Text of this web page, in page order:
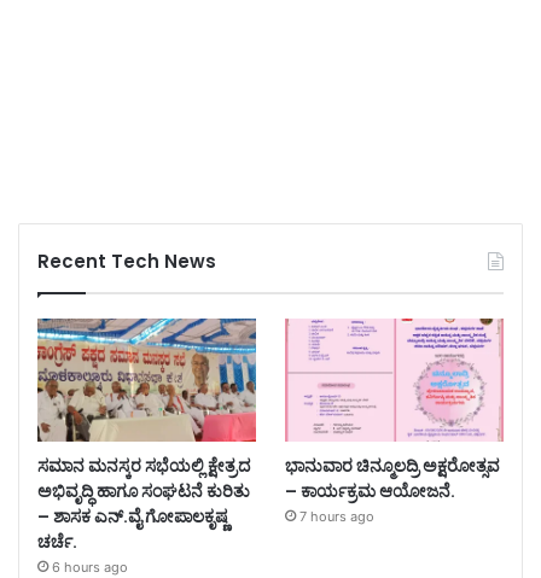
Recent Tech News
ಸಮಾನ ಮನಸ್ಕರ ಸಭೆಯಲ್ಲಿ ಕ್ಷೇತ್ರದ
ಅಭಿವೃದ್ಧಿ ಹಾಗೂ ಸಂಘಟನೆ ಕುರಿತು
– ಶಾಸಕ ಎನ್.ವೈ ಗೋಪಾಲಕೃಷ್ಣ
ಚರ್ಚೆ.
6 hours ago
ಭಾನುವಾರ ಚಿನ್ಮೂಲದ್ರಿ ಅಕ್ಷರೋತ್ಸವ
– ಕಾರ್ಯಕ್ರಮ ಆಯೋಜನೆ.
7 hours ago